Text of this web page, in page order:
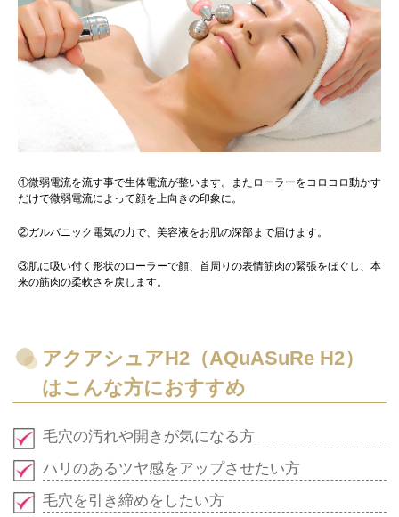
①微弱電流を流す事で生体電流が整います。またローラーをコロコロ動かす
だけで微弱電流によって顔を上向きの印象に。
②ガルバニック電気の力で、美容液をお肌の深部まで届けます。
③肌に吸い付く形状のローラーで顔、首周りの表情筋肉の緊張をほぐし、本
来の筋肉の柔軟さを戻します。
アクアシュアH2（AQuASuRe H2）
はこんな方におすすめ
毛穴の汚れや開きが気になる方
ハリのあるツヤ感をアップさせたい方
毛穴を引き締めをしたい方